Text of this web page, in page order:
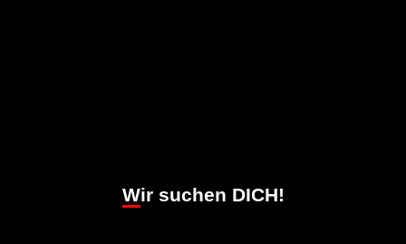
Wir suchen DICH!